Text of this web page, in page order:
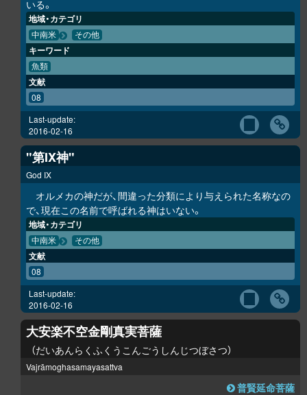
いる。
地域・カテゴリ
中南米 その他
キーワード
魚類
文献
08
Last-update:
2016-02-16
"第IX神"
God IX
オルメカの神だが、間違った分類により与えられた名称なの
で、現在この名前で呼ばれる神はいない。
地域・カテゴリ
中南米 その他
文献
08
Last-update:
2016-02-16
大安楽不空金剛真実菩薩
だいあんらくふくうこんごうしんじつぼさつ
Vajrāmoghasamayasattva
普賢延命菩薩